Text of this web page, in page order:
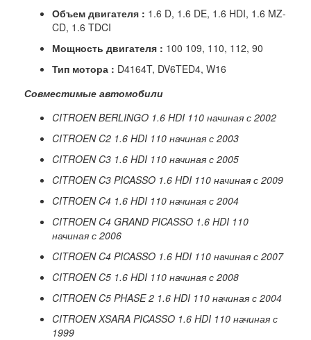
Объем двигателя : 1.6 D, 1.6 DE, 1.6 HDI, 1.6 MZ-
CD, 1.6 TDCI
Мощность двигателя : 100 109, 110, 112, 90
Тип мотора : D4164T, DV6TED4, W16
Совместимые автомобили
CITROEN BERLINGO 1.6 HDI 110 начиная с 2002
CITROEN C2 1.6 HDI 110 начиная с 2003
CITROEN C3 1.6 HDI 110 начиная с 2005
CITROEN C3 PICASSO 1.6 HDI 110 начиная с 2009
CITROEN C4 1.6 HDI 110 начиная с 2004
CITROEN C4 GRAND PICASSO 1.6 HDI 110
начиная с 2006
CITROEN C4 PICASSO 1.6 HDI 110 начиная с 2007
CITROEN C5 1.6 HDI 110 начиная с 2008
CITROEN C5 PHASE 2 1.6 HDI 110 начиная с 2004
CITROEN XSARA PICASSO 1.6 HDI 110 начиная с
1999